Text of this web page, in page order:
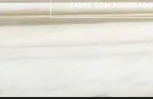
FALAR COM ADVOGADO